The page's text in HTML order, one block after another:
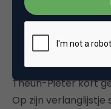
Bron:Facebook
Tijdens de intocht
Theun-Pieter kort
Op zijn verlanglijstje